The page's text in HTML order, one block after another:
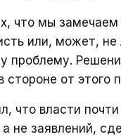
что мы замечаем
или, может,
проблему.
стороне от этого
что власти
не заявлений,